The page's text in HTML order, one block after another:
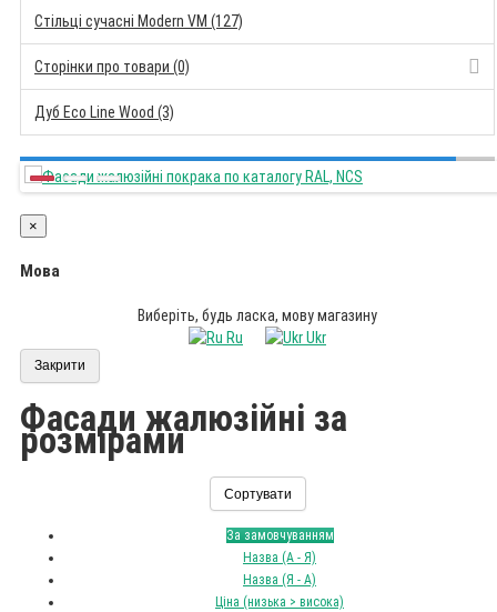
Стільці сучасні Modern VM (127)
Сторінки про товари (0)
Дуб Eco Line Wood (3)
×
Мова
Виберіть, будь ласка, мову магазину
Ru
Ukr
Закрити
Фасади жалюзійні за
розмірами
Сортувати
За замовчуванням
Назва (А - Я)
Назва (Я - А)
Ціна (низька > висока)